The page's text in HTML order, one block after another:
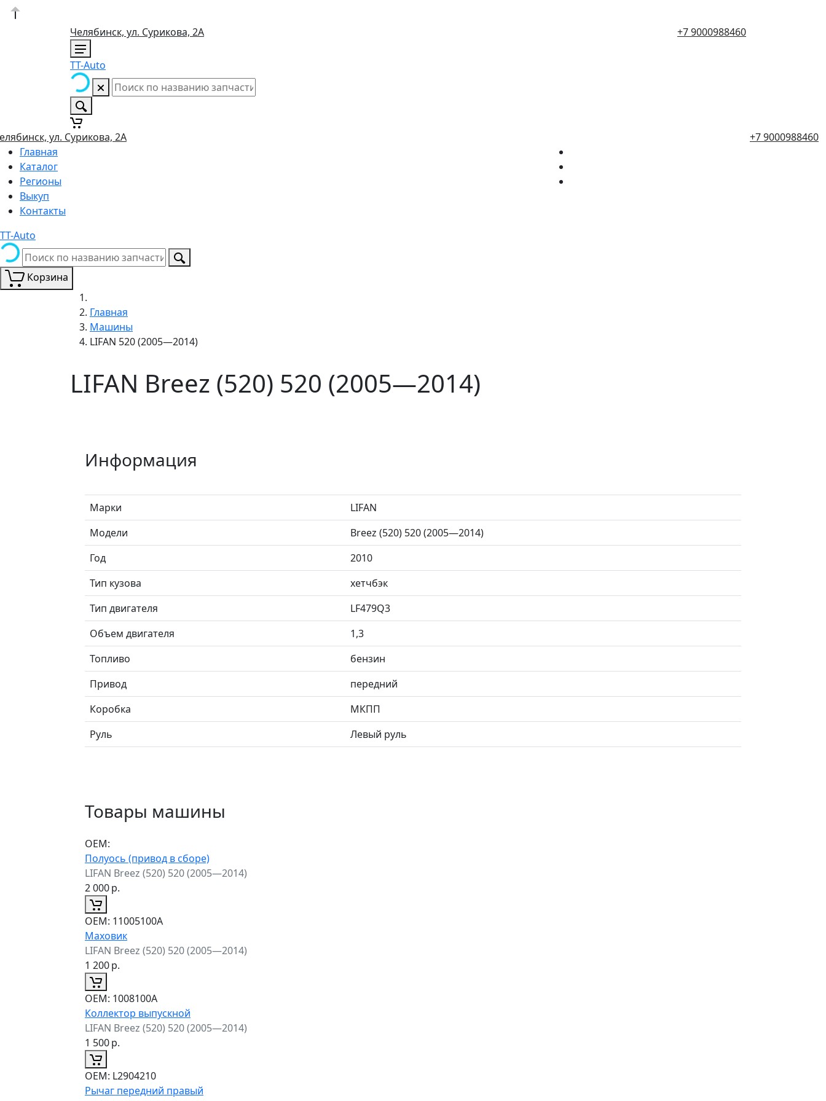
Челябинск, ул. Сурикова, 2А +7 9000988460
TT-Auto
ул. Сурикова, 2А
+7 9000988460
Главная
Каталог
Регионы
Выкуп
Контакты
TT-Auto
Корзина
Главная
Машины
LIFAN 520 (2005—2014)
LIFAN Breez (520) 520 (2005—2014)
Информация
Марки
LIFAN
Модели
Breez (520) 520 (2005—2014)
Год
2010
Тип кузова
хетчбэк
Тип двигателя
LF479Q3
Объем двигателя
1,3
Топливо
бензин
Привод
передний
Коробка
МКПП
Руль
Левый руль
Товары машины
ОЕМ:
Полуось (привод в сборе)
LIFAN Breez (520) 520 (2005—2014)
2 000р.
ОЕМ: 11005100A
Маховик
LIFAN Breez (520) 520 (2005—2014)
1 200р.
ОЕМ: 1008100А
Коллектор выпускной
LIFAN Breez (520) 520 (2005—2014)
1 500р.
ОЕМ: L2904210
Рычаг передний правый